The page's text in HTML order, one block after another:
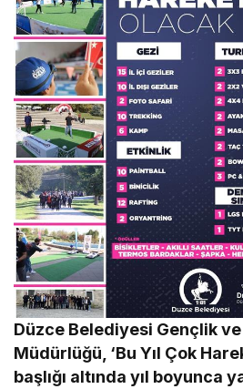
Düzce Belediyesi Gençlik
Müdürlüğü, ‘Bu Yıl Çok
başlığı altında yıl boyunca